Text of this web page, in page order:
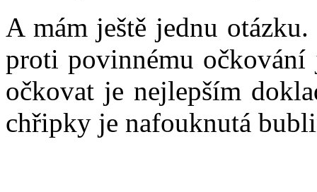
A mám ještě jednu
proti povinnému
očkovat je nejlepším
chřipky je nafouknutá